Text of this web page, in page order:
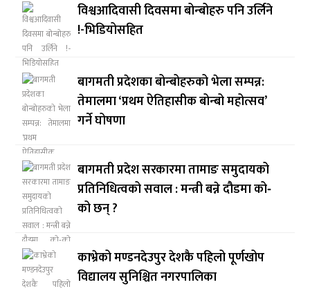
विश्वआदिवासी दिवसमा बोन्बोहरु पनि उर्लिने
!-भिडियोसहित
बागमती प्रदेशका बोन्बोहरुको भेला सम्पन्न:
तेमालमा ‘प्रथम ऐतिहासीक बोन्बो महोत्सव’
गर्ने घोषणा
बागमती प्रदेश सरकारमा तामाङ समुदायको
प्रतिनिधित्वको सवाल : मन्त्री बन्ने दौडमा को‐
को छन् ?
काभ्रेको मण्डनदेउपुर देशकै पहिलो पूर्णखोप
विद्यालय सुनिश्चित नगरपालिका